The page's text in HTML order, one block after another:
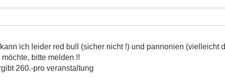
ich leider red bull (sicher nicht !) und pannonien (vielleicht
bitte melden !!
260.-pro veranstaltung